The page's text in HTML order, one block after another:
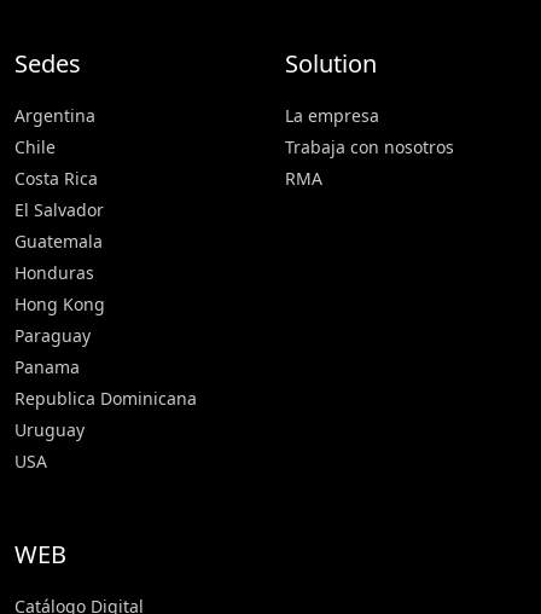
Sedes
Argentina
Chile
Costa Rica
El Salvador
Guatemala
Honduras
Hong Kong
Paraguay
Panama
Republica Dominicana
Uruguay
USA
Solution
La empresa
Trabaja con nosotros
RMA
WEB
Catálogo Digital